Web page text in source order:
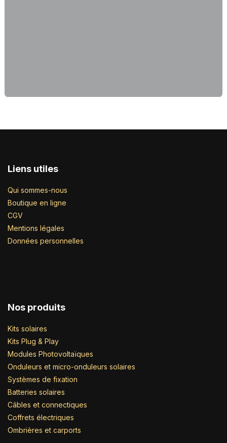
Liens utiles
Qui sommes-nous
Boutique en ligne
CGV
Mentions légales
Données personnelles
Nos produits
Kits solaires
Kits Plug & Play
Modules Photovoltaïques
Onduleurs et micro-onduleurs solaires
Systèmes de fixation
Batteries solaires
Câbles et connectiques
Coffrets électriques
Ombrières et carports